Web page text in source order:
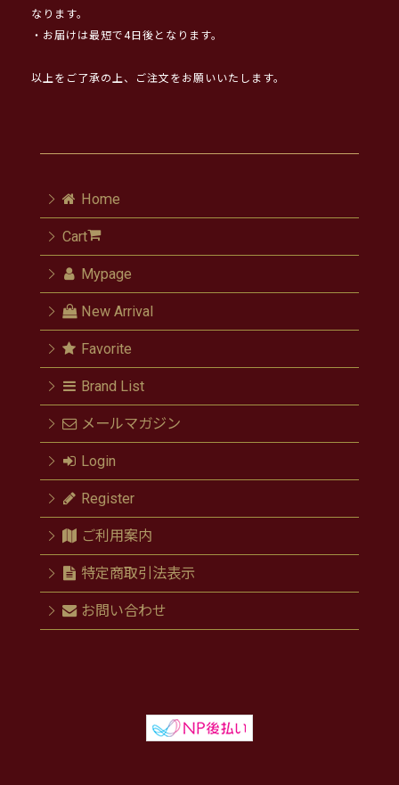
なります。
・お届けは最短で4日後となります。
以上をご了承の上、ご注文をお願いいたします。
Home
Cart
Mypage
New Arrival
Favorite
Brand List
メールマガジン
Login
Register
ご利用案内
特定商取引法表示
お問い合わせ